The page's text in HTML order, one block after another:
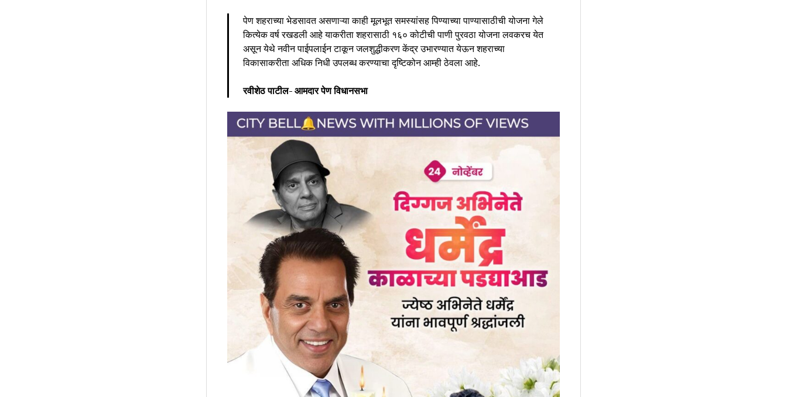
पेण शहराच्या भेडसावत असणाऱ्या काही मूलभूत समस्यांसह पिण्याच्या पाण्यासाठीची योजना गेले
कित्येक वर्ष रखडली आहे याकरीता शहरासाठी १६० कोटीची पाणी पुरवठा योजना लवकरच येत
असून येथे नवीन पाईपलाईन टाकून जलशुद्धीकरण केंद्र उभारण्यात येऊन शहराच्या
विकासाकरीता अधिक निधी उपलब्ध करण्याचा दृष्टिकोन आम्ही ठेवला आहे.
रवीशेठ पाटील- आमदार पेण विधानसभा